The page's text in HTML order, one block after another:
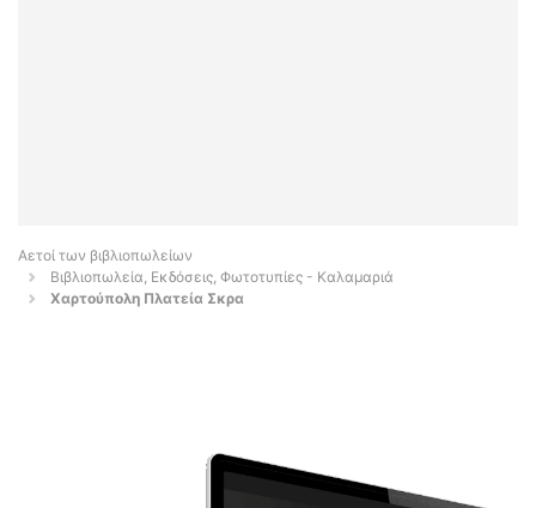
Αετοί των βιβλιοπωλείων
Βιβλιοπωλεία, Εκδόσεις, Φωτοτυπίες - Καλαμαριά
Χαρτούπολη Πλατεία Σκρα